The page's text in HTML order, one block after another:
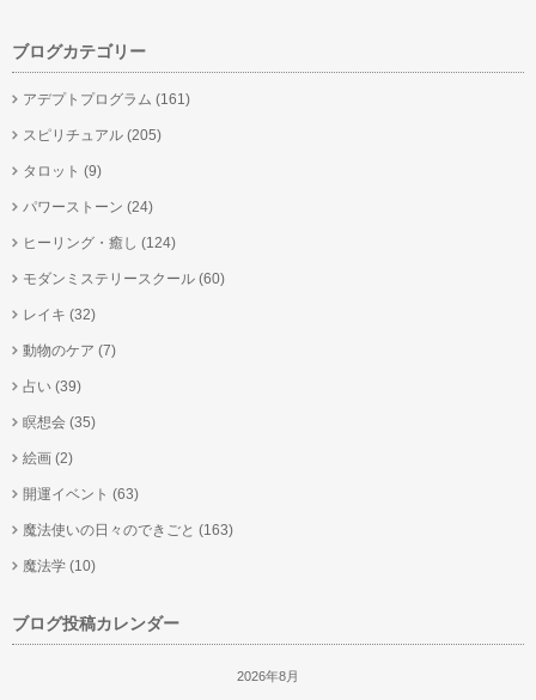
ブログカテゴリー
アデプトプログラム (161)
スピリチュアル (205)
タロット (9)
パワーストーン (24)
ヒーリング・癒し (124)
モダンミステリースクール (60)
レイキ (32)
動物のケア (7)
占い (39)
瞑想会 (35)
絵画 (2)
開運イベント (63)
魔法使いの日々のできごと (163)
魔法学 (10)
ブログ投稿カレンダー
2026年8月